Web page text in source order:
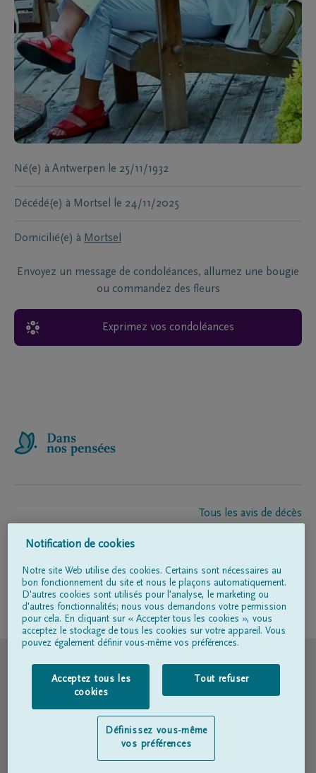
Né(e) à Antwerpen le 25/11/1932
Décédé(e) à Mortsel le 24/11/2025
Domicilié(e) à Mortsel
Envoyez un message de condoléances, allumez une bougie
ou commandez des fleurs
Exprimez vos condoléances
Tous les avis de décès
Entrepreneur de pompes funèbres
Suivez-nous sur
Conditions d'utilisation
Déclaration relative à la vie privée
Déclaration d’accessibilité
Notification de cookies
Notre site Web utilise des cookies. Certains sont nécessaires au
bon fonctionnement du site et nous le plaçons automatiquement.
D'autres cookies sont utilisés pour l'analyse, le marketing ou
d'autres fonctionnalités; nous vous demandons votre permission
pour cela. En cliquant sur « Accepter tous les cookies », vous
acceptez le stockage de tous les cookies sur votre appareil. Vous
pouvez également définir vous-même vos préférences.
Acceptez tous les
cookies
Tout refuser
Définissez vous-même
vos préférences